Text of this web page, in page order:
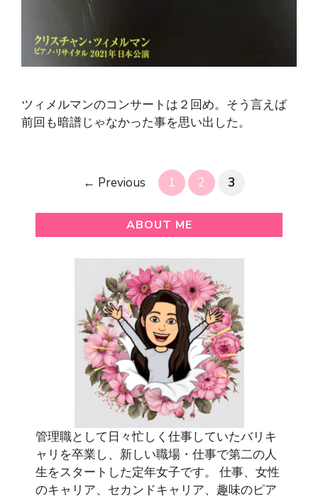
ツィメルマンのコンサートは２回め。そう言えば
前回も暗譜じゃなかった事を思い出した。
← Previous Page
1 Page
2 Page
3
ABOUT ME
管理職として日々忙しく仕事していたバリキ
ャリを卒業し、新しい職場・仕事で第二の人
生をスタートした定年女子です。 仕事、女性
のキャリア、セカンドキャリア、趣味のピア